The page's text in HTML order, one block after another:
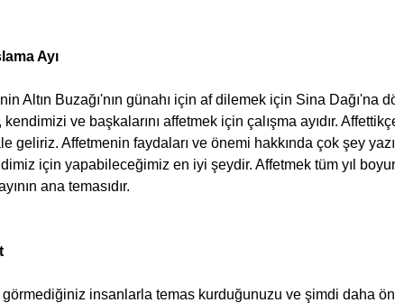
Ayı
ve başkalarını affetmek için çalışma ayıdır.
geliriz. Affetmenin faydaları ve önemi hakkında çok şey
için yapabileceğimiz en iyi şeydir. Affetmek tüm yıl
ana temasıdır.